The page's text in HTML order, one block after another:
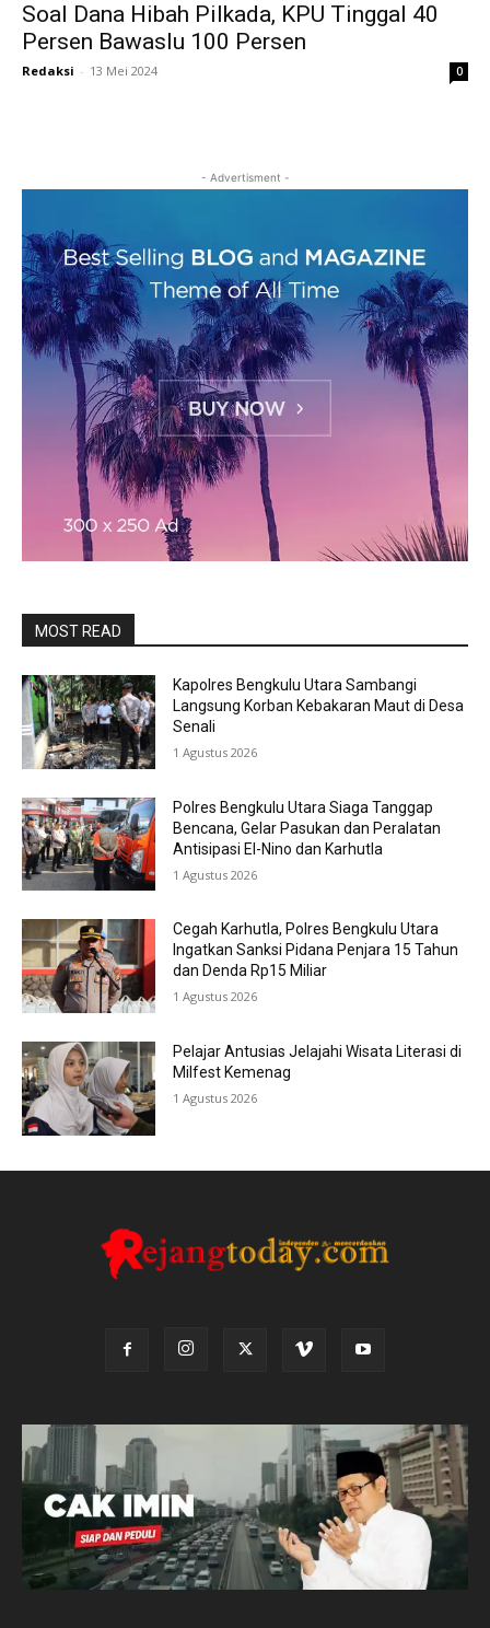
Soal Dana Hibah Pilkada, KPU Tinggal 40
Persen Bawaslu 100 Persen
Redaksi - 13 Mei 2024 0
- Advertisment -
MOST READ
Kapolres Bengkulu Utara Sambangi
Langsung Korban Kebakaran Maut di Desa
Senali
1 Agustus 2026
Polres Bengkulu Utara Siaga Tanggap
Bencana, Gelar Pasukan dan Peralatan
Antisipasi El-Nino dan Karhutla
1 Agustus 2026
Cegah Karhutla, Polres Bengkulu Utara
Ingatkan Sanksi Pidana Penjara 15 Tahun
dan Denda Rp15 Miliar
1 Agustus 2026
Pelajar Antusias Jelajahi Wisata Literasi di
Milfest Kemenag
1 Agustus 2026